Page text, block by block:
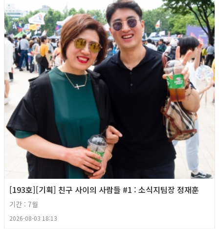
[193호][기획] 친구 사이의 사람들 #1 : 소식지팀장 정재훈
기간 : 7월
2026-08-03 18:13